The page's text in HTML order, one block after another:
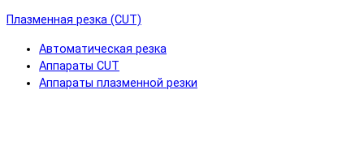
Плазменная резка (CUT)
Автоматическая резка
Аппараты CUT
Аппараты плазменной резки